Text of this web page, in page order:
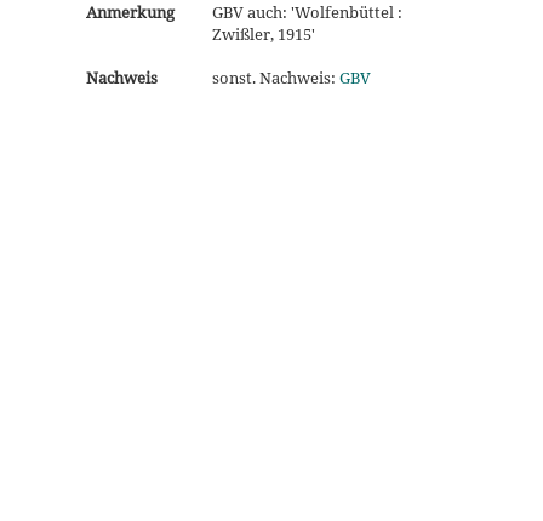
Anmerkung
GBV auch: 'Wolfenbüttel :
Zwißler, 1915'
Nachweis
sonst. Nachweis: GBV